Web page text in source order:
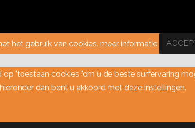
het gebruik van cookies. meer informatie
'toestaan cookies "om u de beste surfervaring
dan bent u akkoord met deze instellingen.